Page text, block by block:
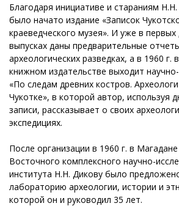
Благодаря инициативе и стараниям
было начато издание «Записок
краеведческого музея». И уже в первых
выпусках даны предварительные
археологических разведках, а в 1960 г.
книжном издательстве выходит
«По следам древних костров.
Чукотке», в которой автор, используя
записи, рассказывает о своих
экспедициях.
После организации в 1960 г. в
Восточного комплексного научно-
института Н.Н. Дикову было
лабораторию археологии, истории и
которой он и руководил 35 лет.